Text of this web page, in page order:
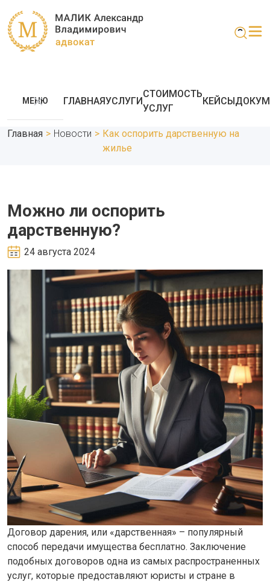
МЕНЮ ГЛАВНАЯУСЛУГИ
СТОИМОСТЬ
УСЛУГ
КЕЙСЫ
Главная > Новости > Как оспорить дарственную на
жилье
Можно ли оспорить
дарственную?
24 августа 2024
Договор дарения, или «дарственная» – популярный
способ передачи имущества бесплатно. Заключение
подобных договоров одна из самых распространенных
услуг, которые предоставляют юристы и стране в